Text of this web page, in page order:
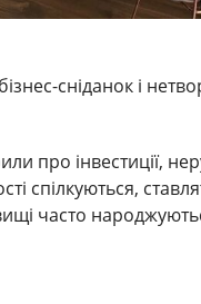
сніданок і
про інвестиції,
спілкуються,
часто